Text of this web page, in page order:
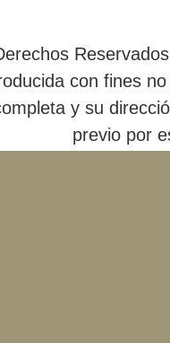
con fines
y su
previo por